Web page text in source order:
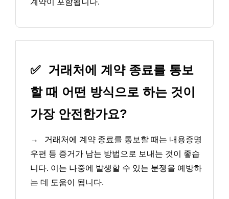
계약이 포함됩니다.
✅ 거래처에 계약 종료를 통보
할 때 어떤 방식으로 하는 것이
가장 안전한가요?
→
거래처에 계약 종료를 통보할 때는 내용증명
우편 등 증거가 남는 방법으로 보내는 것이 좋습
니다. 이는 나중에 발생할 수 있는 분쟁을 예방하
는 데 도움이 됩니다.